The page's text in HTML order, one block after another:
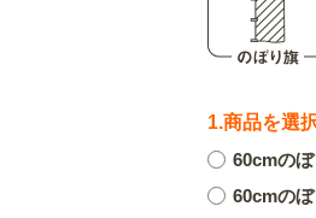
1.商品を選
60cmの
60cmの